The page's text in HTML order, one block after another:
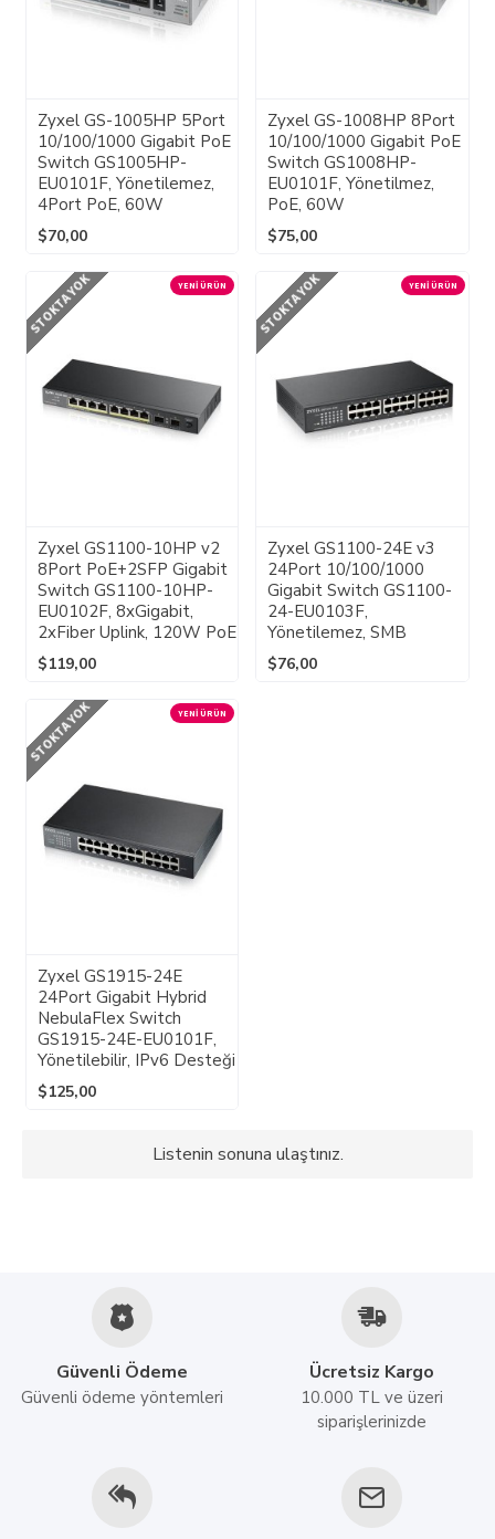
Zyxel GS-1005HP 5Port
10/100/1000 Gigabit PoE
Switch GS1005HP-
EU0101F, Yönetilemez,
4Port PoE, 60W
$70,00
Zyxel GS-1008HP 8Port
10/100/1000 Gigabit PoE
Switch GS1008HP-
EU0101F, Yönetilmez,
PoE, 60W
$75,00
YENI ÜRÜN
STOKTA YOK
Zyxel GS1100-10HP v2
8Port PoE+2SFP Gigabit
Switch GS1100-10HP-
EU0102F, 8xGigabit,
2xFiber Uplink, 120W PoE
$119,00
YENI ÜRÜN
STOKTA YOK
Zyxel GS1100-24E v3
24Port 10/100/1000
Gigabit Switch GS1100-
24-EU0103F,
Yönetilemez, SMB
$76,00
YENI ÜRÜN
STOKTA YOK
Zyxel GS1915-24E
24Port Gigabit Hybrid
NebulaFlex Switch
GS1915-24E-EU0101F,
Yönetilebilir, IPv6 Desteği
$125,00
Listenin sonuna ulaştınız.
Güvenli Ödeme
Güvenli ödeme yöntemleri
Ücretsiz Kargo
10.000 TL ve üzeri
siparişlerinizde